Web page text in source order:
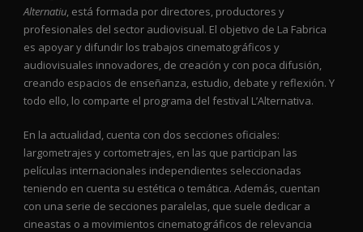
Alternatiu, está formada por directores, productores y
profesionales del sector audiovisual. El objetivo de La Fabrica
es apoyar y difundir los trabajos cinematográficos y
audiovisuales innovadores, de creación y con poca difusión,
creando espacios de enseñanza, estudio, debate y reflexión. Y
todo ello, lo comparte el programa del festival L’Alternativa.
En la actualidad, cuenta con dos secciones oficiales:
largometrajes y cortometrajes, en las que participan las
películas internacionales independientes seleccionadas
teniendo en cuenta su estética o temática. Además, cuentan
con una serie de secciones paralelas, que suele dedicar a
cineastas o a movimientos cinematográficos de relevancia